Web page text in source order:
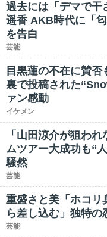
過去には「デマで
遥香 AKB時代に「
を告白
芸能
目黒蓮の不在に賛
裏で投稿された
ァン感動
イケメン
「山田涼介が狙わ
ムツアー大成功も“
騒然
芸能
重盛さと美「ホコリ
ら差し込む」独特の
芸能